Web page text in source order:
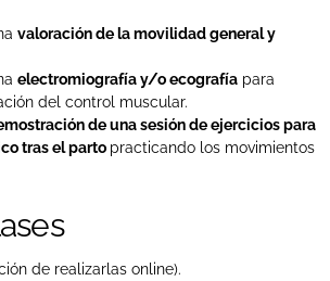
valoración de la movilidad general y
electromiografía y/o ecografía para
del control muscular.
de una sesión de ejercicios para
tras el parto practicando los movimientos
de realizarlas online).